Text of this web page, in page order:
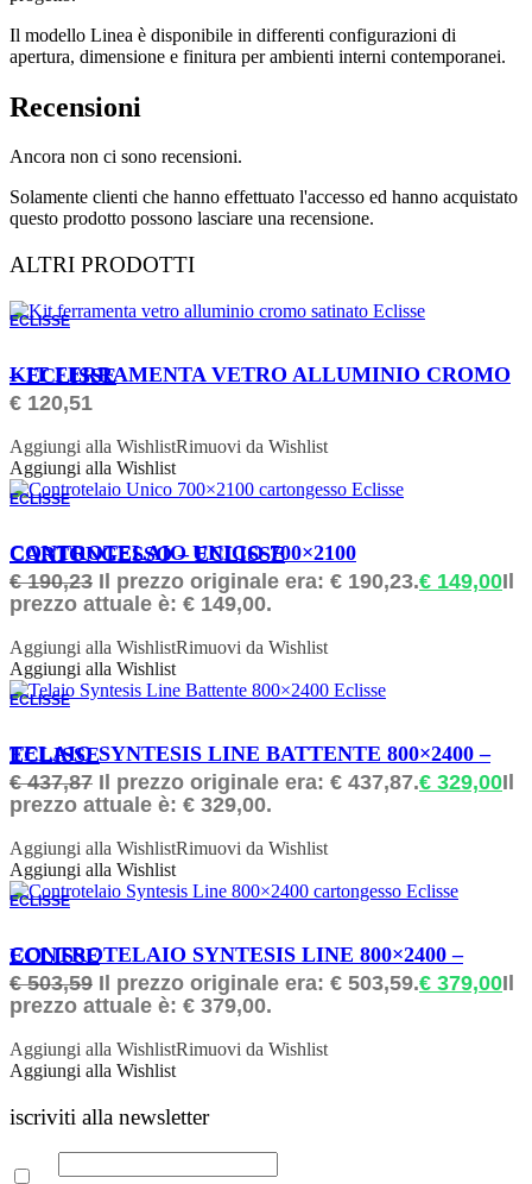
Il modello Linea è disponibile in differenti configurazioni di
apertura, dimensione e finitura per ambienti interni contemporanei.
Recensioni
Ancora non ci sono recensioni.
Solamente clienti che hanno effettuato l'accesso ed hanno acquistato
questo prodotto possono lasciare una recensione.
ALTRI PRODOTTI
ECLISSE
ORDINABILE
KIT FERRAMENTA VETRO ALLUMINIO CROMO – ECLISSE
€ 120,51
Aggiungi alla WishlistRimuovi da Wishlist
Aggiungi alla Wishlist
ECLISSE
ORDINABILE
CONTROTELAIO UNICO 700×2100 CARTONGESSO – ECLISSE
€190,23 Il prezzo originale era: € 190,23.€ 149,00Il
prezzo attuale è: € 149,00.
Aggiungi alla WishlistRimuovi da Wishlist
Aggiungi alla Wishlist
ECLISSE
ORDINABILE
TELAIO SYNTESIS LINE BATTENTE 800×2400 – ECLISSE
€437,87 Il prezzo originale era: € 437,87.€ 329,00Il
prezzo attuale è: € 329,00.
Aggiungi alla WishlistRimuovi da Wishlist
Aggiungi alla Wishlist
ECLISSE
ORDINABILE
CONTROTELAIO SYNTESIS LINE 800×2400 – ECLISSE
€503,59 Il prezzo originale era: € 503,59.€ 379,00Il
prezzo attuale è: € 379,00.
Aggiungi alla WishlistRimuovi da Wishlist
Aggiungi alla Wishlist
iscriviti alla newsletter